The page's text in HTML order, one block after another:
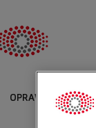
OPRAWKI I